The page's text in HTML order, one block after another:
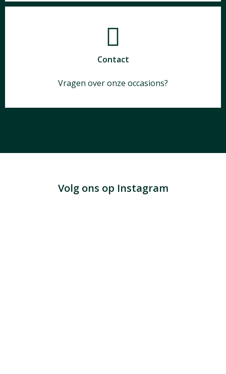
Contact
Vragen over onze occasions?
Volg ons op Instagram